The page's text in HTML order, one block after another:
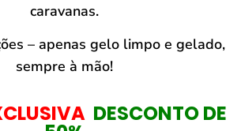
caravanas.
– apenas gelo limpo e gelado,
sempre à mão!
DESCONTO DE